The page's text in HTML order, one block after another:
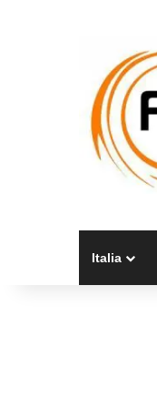
Italia